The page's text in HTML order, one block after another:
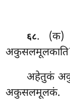
६८.
अहेतुकं
अकुसलमूलकं.